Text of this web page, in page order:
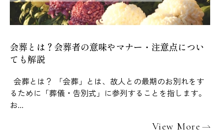
会葬とは？会葬者の意味やマナー・注意点につい
ても解説
会葬とは？ 「会葬」とは、故人との最期のお別れをす
るために「葬儀・告別式」に参列することを指します。
お...
View More